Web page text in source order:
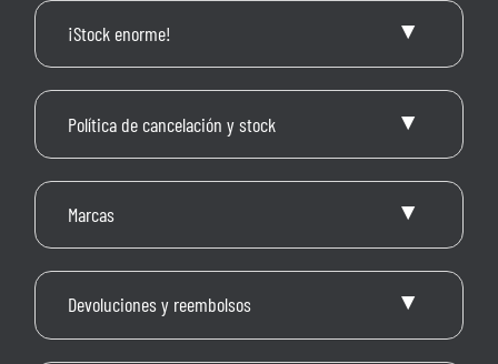
¡Stock enorme!
Política de cancelación y stock
Marcas
Devoluciones y reembolsos